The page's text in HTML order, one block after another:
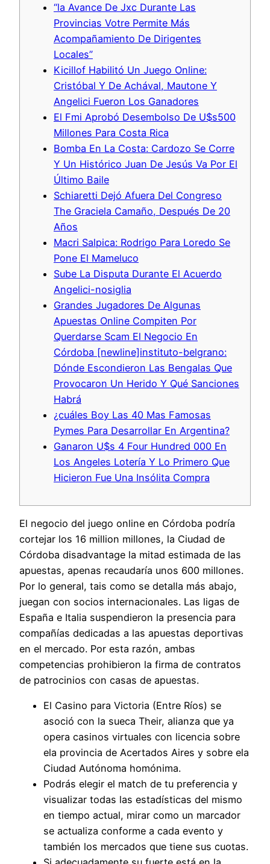
“la Avance De Jxc Durante Las
Provincias Votre Permite Más
Acompañamiento De Dirigentes
Locales”
Kicillof Habilitó Un Juego Online:
Cristóbal Y De Achával, Mautone Y
Angelici Fueron Los Ganadores
El Fmi Aprobó Desembolso De U$s500
Millones Para Costa Rica
Bomba En La Costa: Cardozo Se Corre
Y Un Histórico Juan De Jesús Va Por El
Último Baile
Schiaretti Dejó Afuera Del Congreso
The Graciela Camaño, Después De 20
Años
Macri Salpica: Rodrigo Para Loredo Se
Pone El Mameluco
Sube La Disputa Durante El Acuerdo
Angelici-nosiglia
Grandes Jugadores De Algunas
Apuestas Online Compiten Por
Querdarse Scam El Negocio En
Córdoba [newline]instituto-belgrano:
Dónde Escondieron Las Bengalas Que
Provocaron Un Herido Y Qué Sanciones
Habrá
¿cuáles Boy Las 40 Mas Famosas
Pymes Para Desarrollar En Argentina?
Ganaron U$s 4 Four Hundred 000 En
Los Angeles Lotería Y Lo Primero Que
Hicieron Fue Una Insólita Compra
El negocio del juego online en Córdoba podría
cortejar los 16 million millones, la Ciudad de
Córdoba disadvantage la mitad estimada de las
apuestas, apenas recaudaría unos 600 millones.
Por lo general, tais como se detalla más abajo,
juegan con socios internacionales. Las ligas de
España e Italia suspendieron la presencia para
compañías dedicadas a las apuestas deportivas
en el mercado. Por esta razón, ambas
competencias prohibieron la firma de contratos
de patrocinios con casas de apuestas.
El Casino para Victoria (Entre Ríos) se
asoció con la sueca Their, alianza que ya
opera casinos virtuales con licencia sobre
ela provincia de Acertados Aires y sobre ela
Ciudad Autónoma homónima.
Podrás elegir el match de tu preferencia y
visualizar todas las estadísticas del mismo
en tiempo actual, mirar como un marcador
se actualiza conforme a cada evento y
también los mercados que tiene sus cuotas.